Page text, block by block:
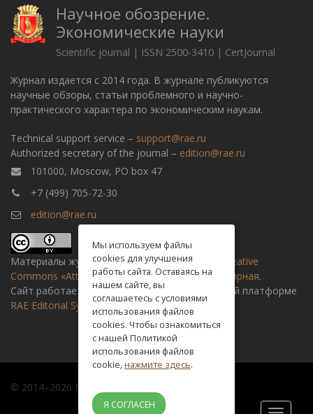
Научное обозрение.
Экономические науки
Scientific journal | ISSN 2500-3410 | CertJournal
Журнал издается с 2014 года. В журнале публикуются
научные обзоры, статьи проблемного и научно-
практического характера по экономическим наукам.
Technical support service – support@rae.ru
Authorized secretary of the journal – edition@rae.ru
101000, Moscow, PO box 47
+7 (499) 705-72-30
edition@rae.ru
Материалы журнала доступны полицензии Creative
Commons «Attribution» («Атрибуция») 4.0 Всемирная.
Сайт работает на универсальной издательской платформе
RAE Editorial System
© 2014–2026 Russian academy of natural history
Мы используем файлы
cookies для улучшения
работы сайта. Оставаясь на
нашем сайте, вы
соглашаетесь с условиями
использования файлов
cookies. Чтобы ознакомиться
с нашей Политикой
использования файлов
cookie,нажмите здесь.
Я СОГЛАСЕН